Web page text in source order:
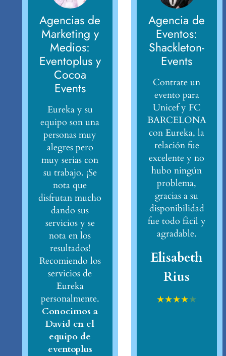
Agencias de
Marketing y
Medios:
Eventoplus y
Cocoa
Events
Eureka y su
equipo son una
personas muy
alegres pero
muy serias con
su trabajo. ¡Se
nota que
disfrutan mucho
dando sus
servicios y se
nota en los
resultados!
Recomiendo los
servicios de
Eureka
personalmente.
Conocimos a
David en el
equipo de
eventoplus
Agencia de
Eventos:
Shackleton-
Events
Contrate un
evento para
Unicef y FC
BARCELONA
con Eureka, la
relación fue
excelente y no
hubo ningún
problema,
gracias a su
disponibilidad
fue todo fácil y
agradable.
Elisabeth
Rius
★★★★★